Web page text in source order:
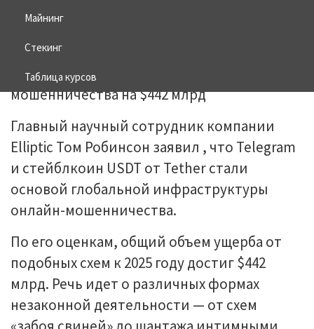
Майнинг
Стекинг
Таблица курсов
Главный научный сотрудник компании
Elliptic Том Робинсон заявил , что Telegram
и стейблкоин USDT от Tether стали
основой глобальной инфраструктуры
онлайн-мошенничества.
По его оценкам, общий объем ущерба от
подобных схем к 2025 году достиг $442
млрд. Речь идет о различных формах
незаконной деятельности — от схем